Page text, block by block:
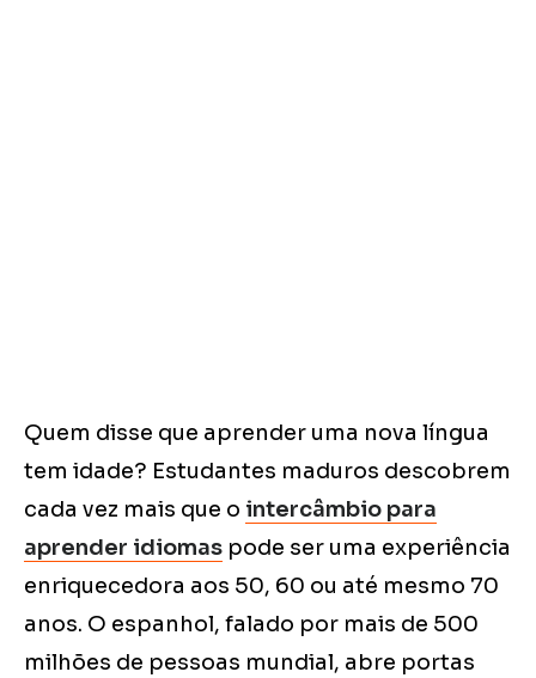
Quem disse que aprender uma nova língua
tem idade? Estudantes maduros descobrem
cada vez mais que o intercâmbio para
aprender idiomas pode ser uma experiência
enriquecedora aos 50, 60 ou até mesmo 70
anos. O espanhol, falado por mais de 500
milhões de pessoas mundial, abre portas